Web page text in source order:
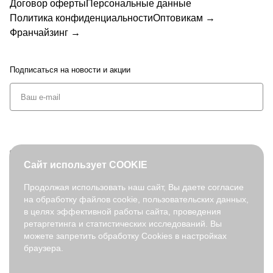
Договор офертыПерсональные данные
Политика конфиденциальностиОптовикам →
Франчайзинг →
Подписаться на новости и акции
© 2026. fabretti.ru. Все права защищены
На информационном ресурсе применяются
рекомендательные
технологии .
Все ресурсы сайта fabretti.ru, включая (но не ограничиваясь)
Сайт использует COOKIE
Продолжая использовать наш сайт, Вы даете согласие
на обработку файлов cookie, пользовательских данных,
в целях эффективной работы сайта, проведения
ретаргетинга и статистических исследований. Вы
можете запретить обработку Cookies в настройках
браузера.